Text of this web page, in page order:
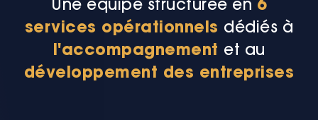
Une équipe structurée en 6
services opérationnels dédiés à
l'accompagnement et au
développement des entreprises